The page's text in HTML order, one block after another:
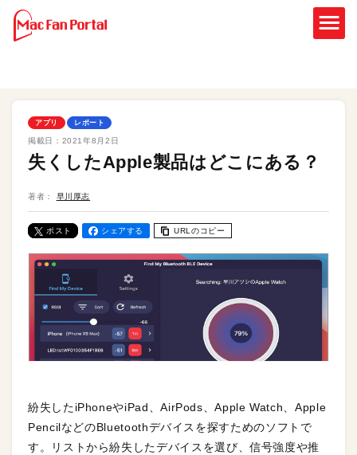
アプリ レポート
掲載日： 2021年8月2日
失くしたApple製品はどこにある？
著者： 早川厚志
ポスト シェアする URLのコピー
紛失したiPhoneやiPad、AirPods、Apple Watch、Apple
PencilなどのBluetoothデバイスを探すためのソフトで
す。リストから紛失したデバイスを選び、信号強度や推